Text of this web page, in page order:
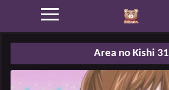
Area no Kishi 31